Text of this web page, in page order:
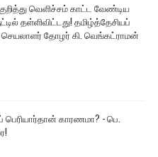
வெளிச்சம் காட்ட வேண்டிய
தள்ளிவிட்டது! தமிழ்த்தேசியப்
செயலாளர் தோழர் கி. வெங்கட்ராமன்
பெரியார்தான் காரணமா? - பெ.